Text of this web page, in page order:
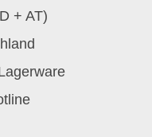
+ AT)